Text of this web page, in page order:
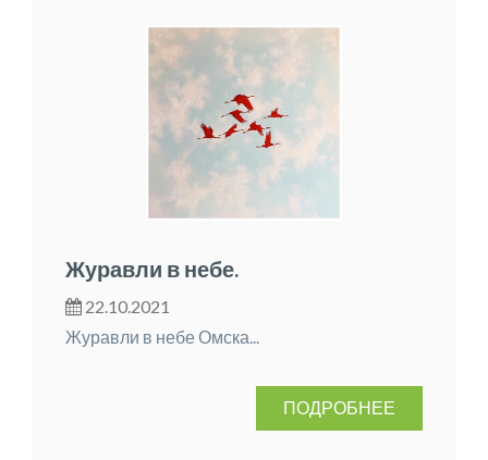
Журавли в небе.
22.10.2021
Журавли в небе Омска...
ПОДРОБНЕЕ